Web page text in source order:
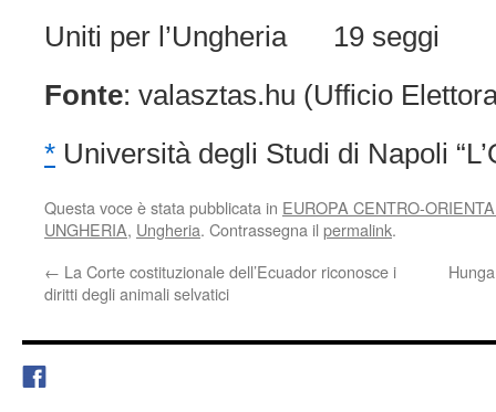
Uniti per l’Ungheria 19 seggi
Fonte: valasztas.hu (Ufficio
* Università degli Studi di Napoli
Questa voce è stata pubblicata in EUROPA CENTRO-
UNGHERIA, Ungheria. Contrassegna il permalink.
← La Corte costituzionale dell’Ecuador riconosce i
diritti degli animali selvatici